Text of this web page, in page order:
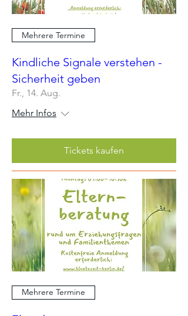
Mehrere Termine
Kindliche Signale verstehen -
Sicherheit geben
Fr., 14. Aug.
Mehr Infos
Tickets kaufen
Mehrere Termine